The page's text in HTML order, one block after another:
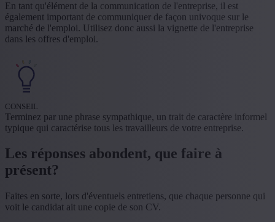
En tant qu'élément de la communication de l'entreprise, il est
également important de communiquer de façon univoque sur le
marché de l'emploi. Utilisez donc aussi la vignette de l'entreprise
dans les offres d'emploi.
CONSEIL
Terminez par une phrase sympathique, un trait de caractère informel
typique qui caractérise tous les travailleurs de votre entreprise.
Les réponses abondent, que faire à
présent?
Faites en sorte, lors d'éventuels entretiens, que chaque personne qui
voit le candidat ait une copie de son CV.